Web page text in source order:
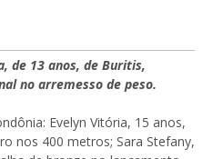
de 13 anos, de Buritis,
no arremesso de peso.
Evelyn Vitória, 15 anos,
nos 400 metros; Sara Stefany,